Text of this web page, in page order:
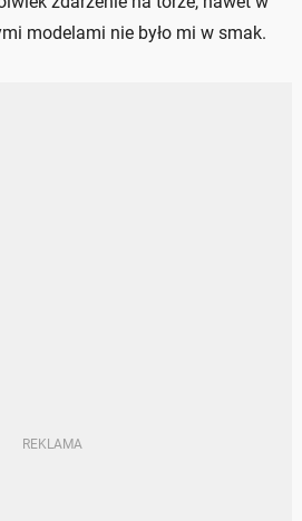
modelami nie było mi w smak.